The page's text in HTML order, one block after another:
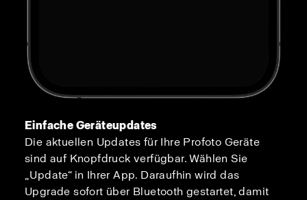
Einfache Geräteupdates
Die aktuellen Updates für Ihre Profoto Geräte
sind auf Knopfdruck verfügbar. Wählen Sie
„Update“ in Ihrer App. Daraufhin wird das
Upgrade sofort über Bluetooth gestartet, damit